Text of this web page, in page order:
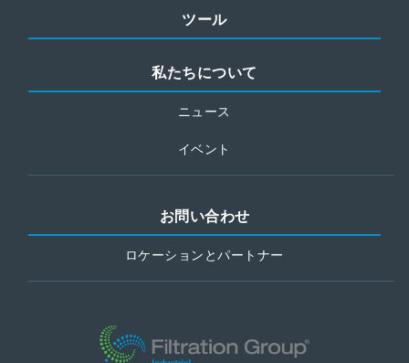
ツール
私たちについて
ニュース
イベント
お問い合わせ
ロケーションとパートナー